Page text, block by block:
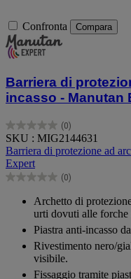
Confronta Compara
Barriera di
incasso - Manutan
(0)
0.0
su
5
stelle.
SKU : MIG2144631
Barriera di protezione ad
Expert
(0)
0.0
Archetto di
urti dovuti alle forche
Piastra anti-incasso
Rivestimento nero/
visibile.
Fissaggio tramite